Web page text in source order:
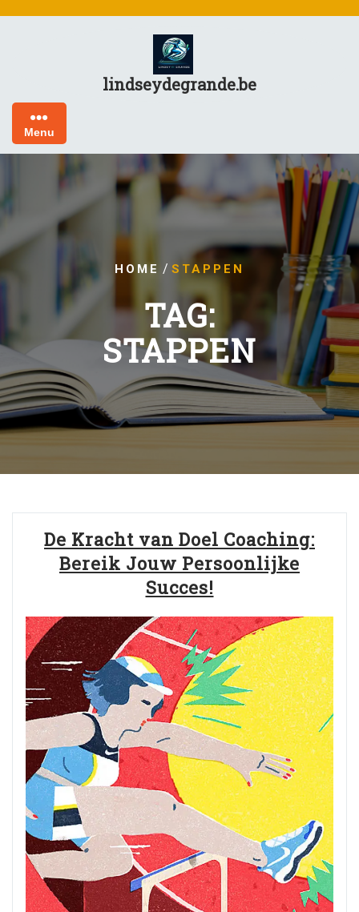
lindseydegrande.be
Menu
HOME / STAPPEN
TAG:
STAPPEN
De Kracht van Doel Coaching:
Bereik Jouw Persoonlijke
Succes!